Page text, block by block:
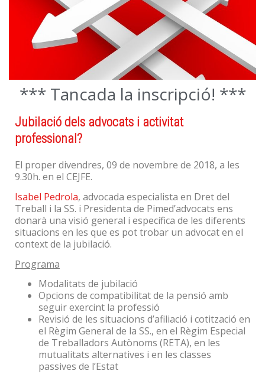
*** Tancada la inscripció! ***
Jubilació dels advocats i activitat
professional?
El proper divendres, 09 de novembre de 2018, a les
9.30h. en el CEJFE.
Isabel Pedrola, advocada especialista en Dret del
Treball i la SS. i Presidenta de Pimed’advocats ens
donarà una visió general i específica de les diferents
situacions en les que es pot trobar un advocat en el
context de la jubilació.
Programa
Modalitats de jubilació
Opcions de compatibilitat de la pensió amb
seguir exercint la professió
Revisió de les situacions d’afiliació i cotització en
el Règim General de la SS., en el Règim Especial
de Treballadors Autònoms (RETA), en les
mutualitats alternatives i en les classes
passives de l’Estat